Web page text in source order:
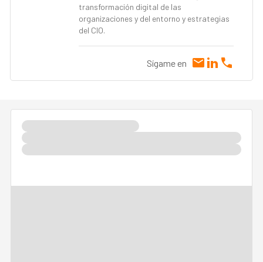
transformación digital de las
organizaciones y del entorno y estrategias
del CIO.
Sígame en